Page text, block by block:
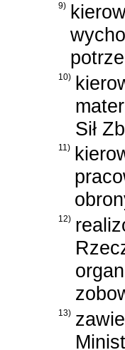
9)
10)
Sił
11)
12)
13)